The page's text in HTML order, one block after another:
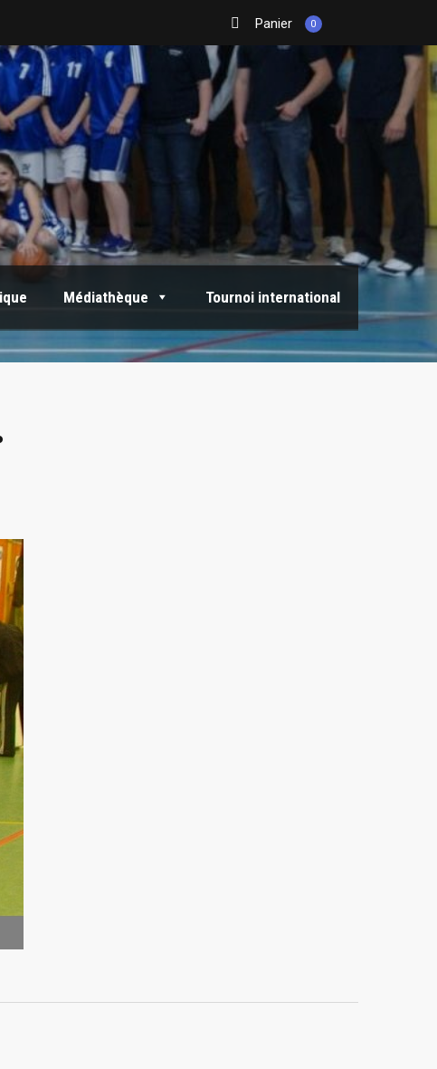
Panier 0
Médiathèque Tournoi international